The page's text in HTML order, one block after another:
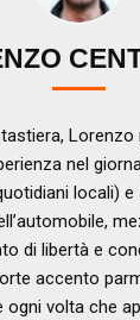
nel
locali)
di libertà e
accento
volta che